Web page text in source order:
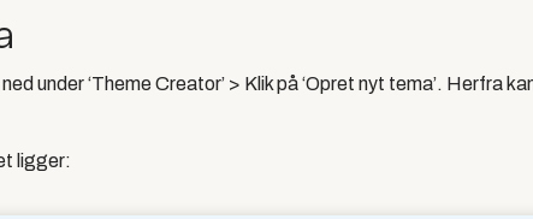
under ‘Theme Creator’ > Klik på ‘Opret nyt tema’. Herfra
ligger: